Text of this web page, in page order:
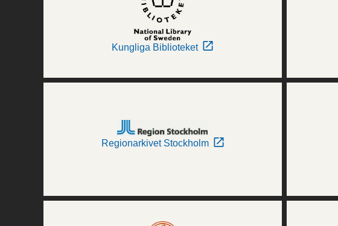
Kungliga Biblioteket
Regionarkivet Stockholm